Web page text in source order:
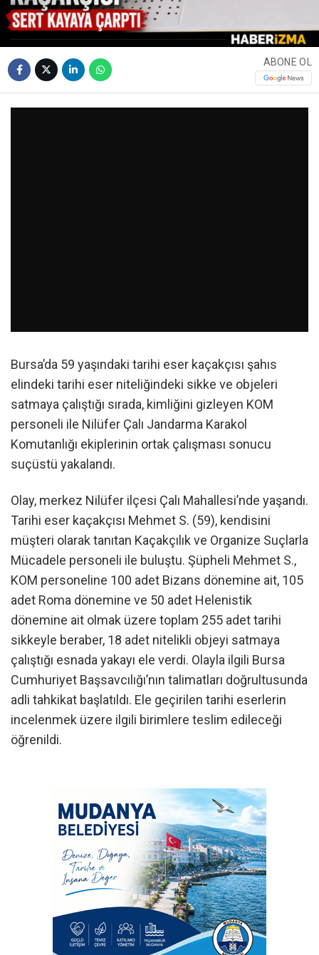
ABONE OL
Bursa’da 59 yaşındaki tarihi eser kaçakçısı şahıs
elindeki tarihi eser niteliğindeki sikke ve objeleri
satmaya çalıştığı sırada, kimliğini gizleyen KOM
personeli ile Nilüfer Çalı Jandarma Karakol
Komutanlığı ekiplerinin ortak çalışması sonucu
suçüstü yakalandı.
Olay, merkez Nilüfer ilçesi Çalı Mahallesi’nde yaşandı.
Tarihi eser kaçakçısı Mehmet S. (59), kendisini
müşteri olarak tanıtan Kaçakçılık ve Organize Suçlarla
Mücadele personeli ile buluştu. Şüpheli Mehmet S.,
KOM personeline 100 adet Bizans dönemine ait, 105
adet Roma dönemine ve 50 adet Helenistik
dönemine ait olmak üzere toplam 255 adet tarihi
sikkeyle beraber, 18 adet nitelikli objeyi satmaya
çalıştığı esnada yakayı ele verdi. Olayla ilgili Bursa
Cumhuriyet Başsavcılığı’nın talimatları doğrultusunda
adli tahkikat başlatıldı. Ele geçirilen tarihi eserlerin
incelenmek üzere ilgili birimlere teslim edileceği
öğrenildi.